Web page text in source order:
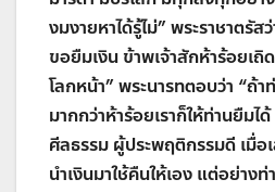
งมงายหาได้รู้ไม่”พระราชาตรัสว่
ขอยืมเงิน ข้าพเจ้าสักห้าร้อยเถิด
โลกหน้า”พระนารทตอบว่า “ถ้า
มากกว่าห้าร้อยเราก็ให้ท่านยืมได้
ศีลธรรม ผู้ประพฤติกรรมดี เมื่อ
นำเงินมาใช้คืนให้เอง แต่อย่าง